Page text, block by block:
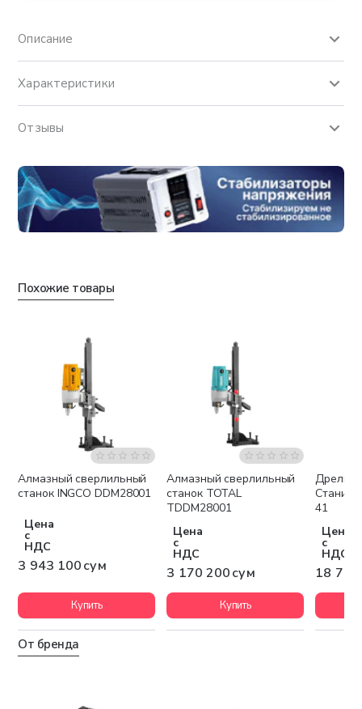
Описание
Характеристики
Отзывы
Похожие товары
Бесплатная доставка
Алмазный сверлильный
станок INGCO DDM28001
Цена
с
НДС
3 943 100 сум
Купить
Бесплатная доставка
Алмазный сверлильный
станок TOTAL
TDDM28001
Цена
с
НДС
3 170 200 сум
Купить
Дрель
Станине
41
Цена
с
НДС
18
От бренда